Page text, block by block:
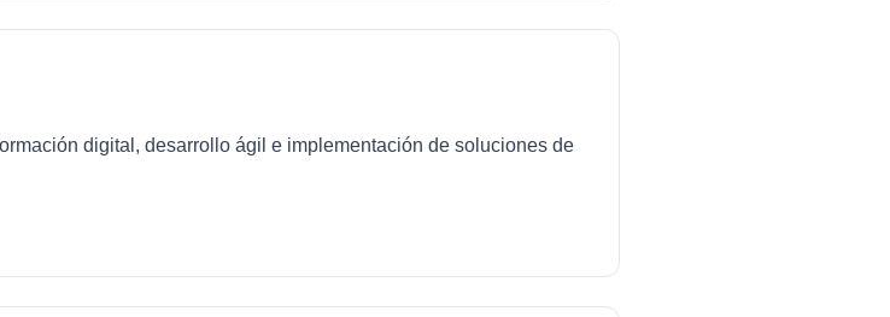
digital, desarrollo ágil e implementación de soluciones de